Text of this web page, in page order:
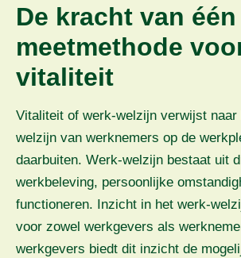
De kracht van één
meetmethode
vitaliteit
Vitaliteit of werk-welzijn verwijst naar
welzijn van werknemers op de
daarbuiten. Werk-welzijn bestaat uit
werkbeleving, persoonlijke
functioneren. Inzicht in het werk-
voor zowel werkgevers als
werkgevers biedt dit inzicht de